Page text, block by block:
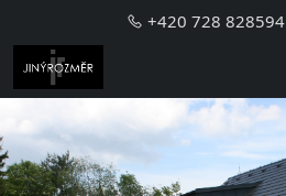
+420 728 828594